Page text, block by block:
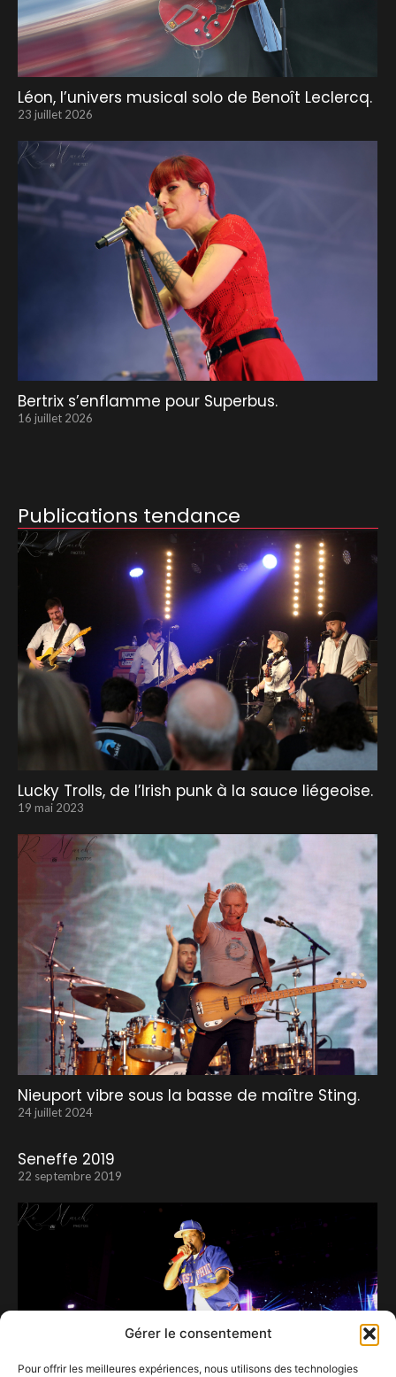
Gérer le consentement
Pour offrir les meilleures expériences, nous utilisons des technologies
Léon, l’univers musical solo de Benoît Leclercq.
23 juillet 2026
Bertrix s’enflamme pour Superbus.
16 juillet 2026
Publications tendance
Lucky Trolls, de l’Irish punk à la sauce liégeoise.
19 mai 2023
Nieuport vibre sous la basse de maître Sting.
24 juillet 2024
Seneffe 2019
22 septembre 2019